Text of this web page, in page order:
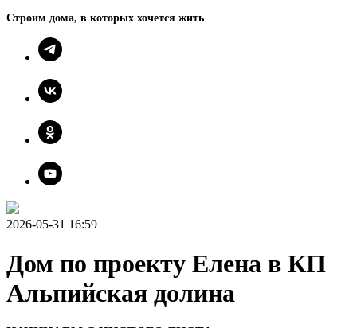
Строим дома, в которых хочется жить
2026-05-31 16:59
Дом по проекту Елена в КП
Альпийская долина